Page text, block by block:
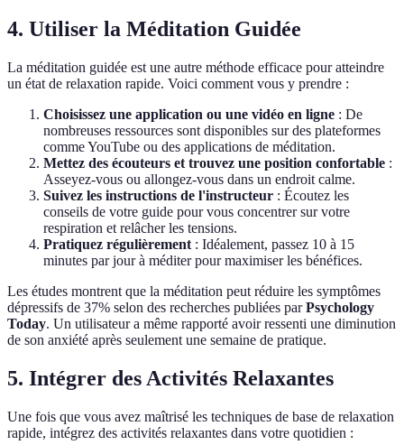
4. Utiliser la Méditation Guidée
La méditation guidée est une autre méthode efficace pour atteindre
un état de relaxation rapide. Voici comment vous y prendre :
Choisissez une application ou une vidéo en ligne : De
nombreuses ressources sont disponibles sur des plateformes
comme YouTube ou des applications de méditation.
Mettez des écouteurs et trouvez une position confortable :
Asseyez-vous ou allongez-vous dans un endroit calme.
Suivez les instructions de l'instructeur : Écoutez les
conseils de votre guide pour vous concentrer sur votre
respiration et relâcher les tensions.
Pratiquez régulièrement : Idéalement, passez 10 à 15
minutes par jour à méditer pour maximiser les bénéfices.
Les études montrent que la méditation peut réduire les symptômes
dépressifs de 37% selon des recherches publiées parPsychology
Today. Un utilisateur a même rapporté avoir ressenti une diminution
de son anxiété après seulement une semaine de pratique.
5. Intégrer des Activités Relaxantes
Une fois que vous avez maîtrisé les techniques de base de relaxation
rapide, intégrez des activités relaxantes dans votre quotidien :